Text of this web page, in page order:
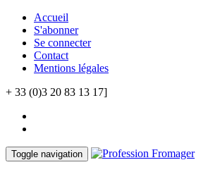
Accueil
S'abonner
Se connecter
Contact
Mentions légales
+ 33 (0)3 20 83 13 17]
Toggle navigation